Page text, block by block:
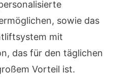
sowie das
mit
das für den täglichen
Vorteil ist.